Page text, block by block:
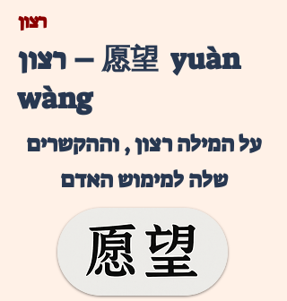
רצון
רצון – 愿望 yuàn
wàng
על המילה רצון , וההקשרים
שלה למימוש האדם